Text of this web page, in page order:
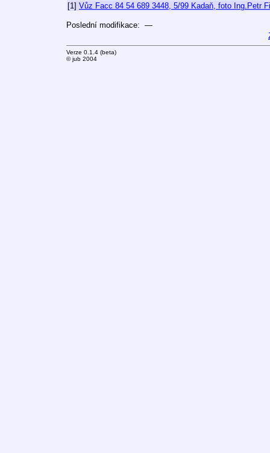
[1] Vůz Facc 84 54 689 3448, 5/99 Kadaň, foto Ing.Petr
Poslední modifikace: —
Verze 0.1.4 (beta)
© jub 2004